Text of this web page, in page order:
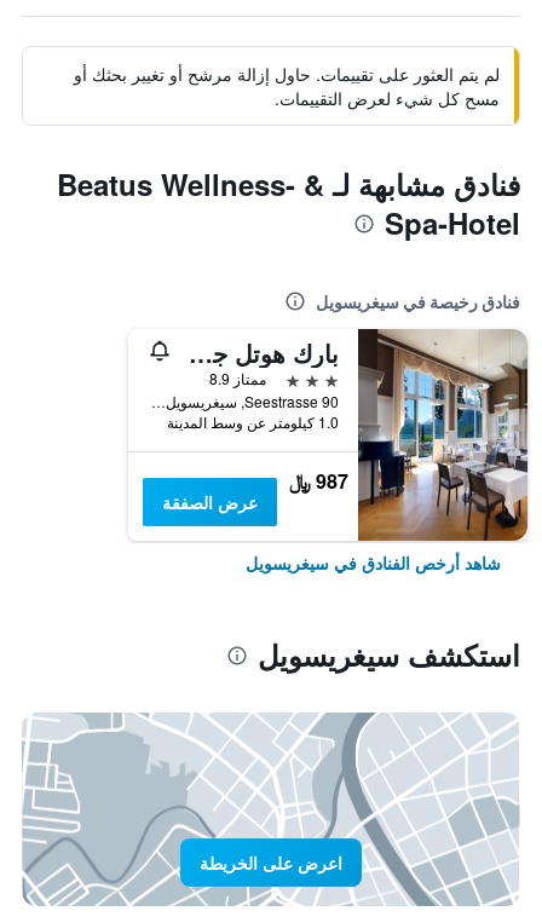
لم يتم العثور على تقييمات. حاول إزالة مرشح أو تغيير بحثك أو
مسح كل شيء لعرض التقييمات.
فنادق مشابهة لـ Beatus Wellness- &
Spa-Hotel
فنادق رخيصة في سيغريسويل
بارك هوتل جونتن - بيتش آند سبا
3 نجوم
ممتاز 8.9
Seestrasse 90, سيغريسويل, كانتون برن, سويسرا
1.0 كيلومتر عن وسط المدينة
987 ﷼
عرض الصفقة
شاهد أرخص الفنادق في سيغريسويل
استكشف سيغريسويل
اعرض على الخريطة